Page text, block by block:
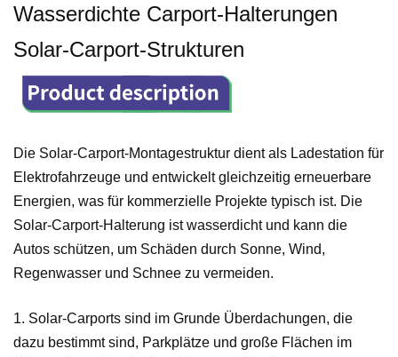
Wasserdichte Carport-Halterungen
Solar-Carport-Strukturen
Die Solar-Carport-Montagestruktur dient als Ladestation für
Elektrofahrzeuge und entwickelt gleichzeitig erneuerbare
Energien, was für kommerzielle Projekte typisch ist. Die
Solar-Carport-Halterung ist wasserdicht und kann die
Autos schützen, um Schäden durch Sonne, Wind,
Regenwasser und Schnee zu vermeiden.
1. Solar-Carports sind im Grunde Überdachungen, die
dazu bestimmt sind, Parkplätze und große Flächen im